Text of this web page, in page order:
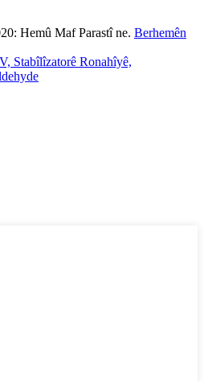
Hemû Maf Parastî ne. Berhemên
Stabîlîzatorê Ronahîyê,